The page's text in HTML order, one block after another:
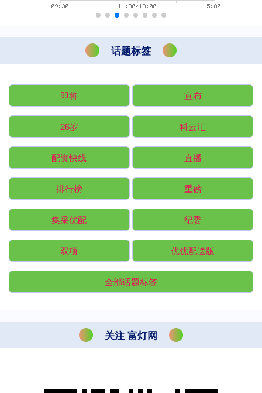
话题标签
即将 宣布
26岁 科云汇
配资快线 直播
排行榜 重磅
集采优配 纪委
双项 优优配送版
全部话题标签
关注 富灯网